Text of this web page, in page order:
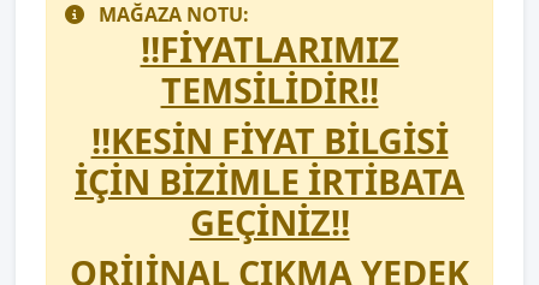
MAĞAZA NOTU:
!!FİYATLARIMIZ
TEMSİLİDİR!!
!!KESİN FİYAT BİLGİSİ
İÇİN BİZİMLE İRTİBATA
GEÇİNİZ!!
ORİJİNAL ÇIKMA YEDEK